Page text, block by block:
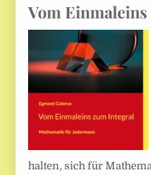
Vom
halten, sich für